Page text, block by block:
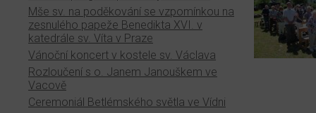
Mše sv. na poděkování se vzpomínkou na
zesnulého papeže Benedikta XVI. v
katedrále sv. Víta v Praze
Vánoční koncert v kostele sv. Václava
Rozloučení s o. Janem Janouškem ve
Vacově
Ceremoniál Betlémského světla ve Vídni